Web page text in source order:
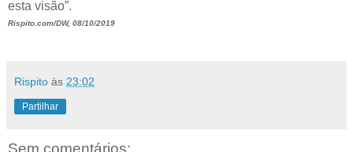
esta visão”.
Rispito.com/DW, 08/10/2019
Rispito às 23:02
Partilhar
Sem comentários: